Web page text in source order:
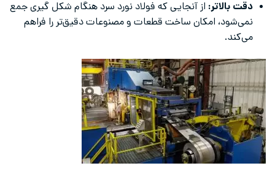
دقت بالاتر: از آنجایی که فولاد نورد سرد هنگام شکل‌ گیری جمع
نمی‌شود، امکان ساخت قطعات و مصنوعات دقیق‌تر را فراهم
می‌کند.